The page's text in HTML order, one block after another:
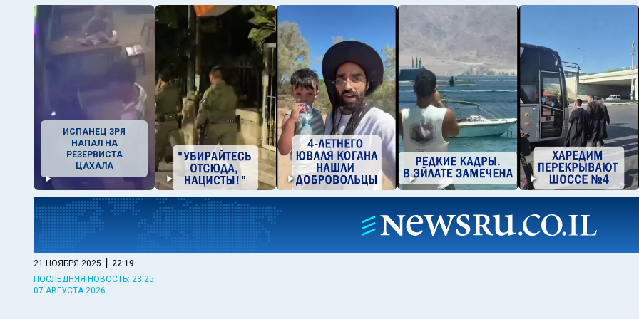
ИСПАНЕЦ ЗРЯ
НАПАЛ НА
РЕЗЕРВИСТА
ЦАХАЛА
21 НОЯБРЯ 2025 | 22:19
ПОСЛЕДНЯЯ НОВОСТЬ: 23:25
07 АВГУСТА 2026